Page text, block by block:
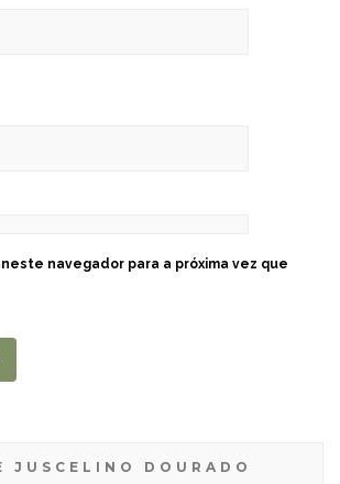
navegador para a próxima vez que
JUSCELINO DOURADO